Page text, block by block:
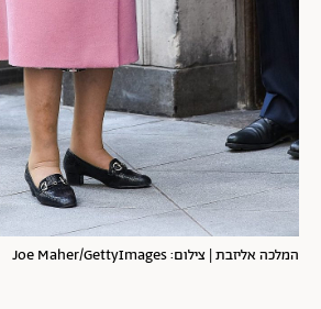
המלכה אליזבת | צילום: Joe Maher/GettyImages